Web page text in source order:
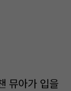
뮤아가 입을